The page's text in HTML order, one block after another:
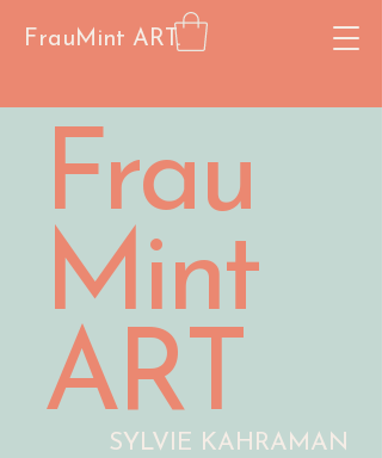
FrauMint ART.
SYLVIE KAHRAMAN
Frau
Mint
ART